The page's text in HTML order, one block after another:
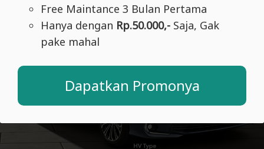
Free Maintance 3 Bulan Pertama
Hanya dengan Rp.50.000,-Saja, Gak
pake mahal
Dapatkan Promonya